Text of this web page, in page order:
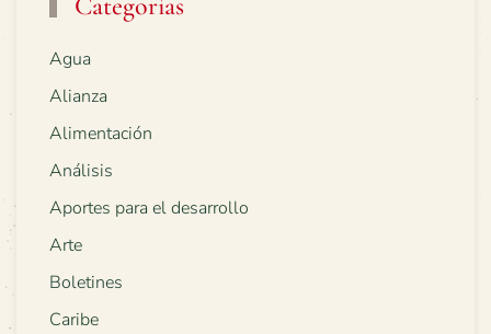
Categorías
Agua
Alianza
Alimentación
Análisis
Aportes para el desarrollo
Arte
Boletines
Caribe